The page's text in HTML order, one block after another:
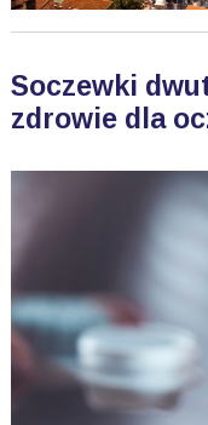
Soczewki
zdrowie dla